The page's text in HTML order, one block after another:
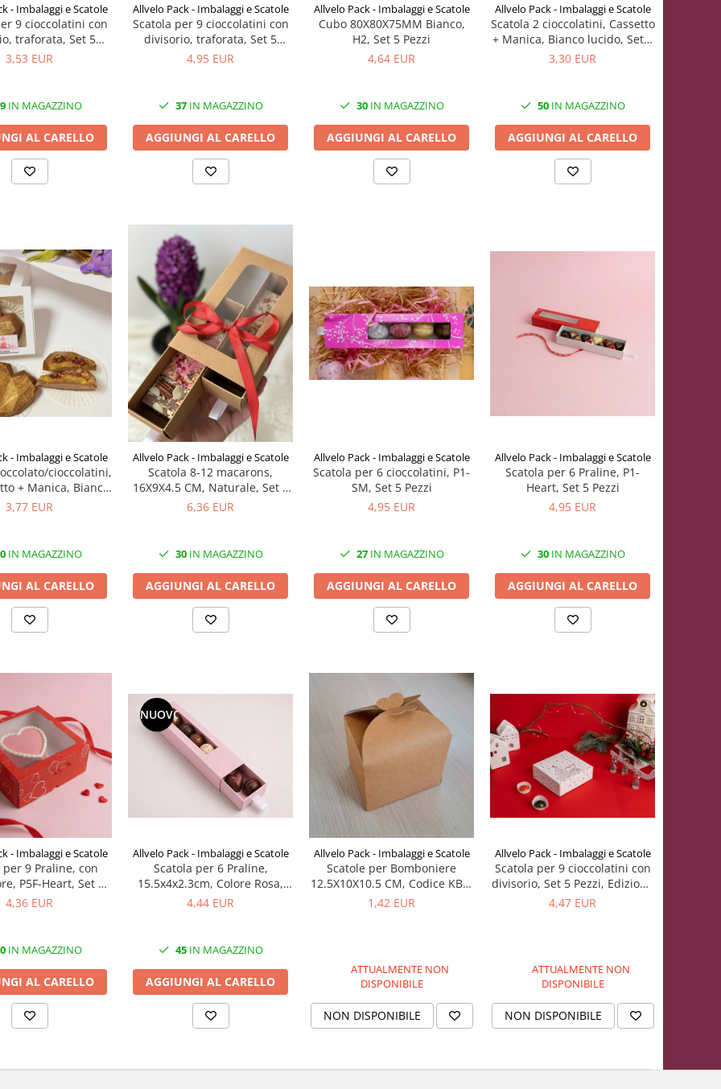
- Imbalaggi e Scatole
9 cioccolatini con
traforata, Set 5
P5- Naturale
3,53 EUR
IN MAGAZZINO
AL CARELLO
Allvelo Pack - Imbalaggi e Scatole
Scatola per 9 cioccolatini con
divisorio, traforata, Set 5
Pezzi, P5- Oro
4,95 EUR
37IN MAGAZZINO
AGGIUNGI AL CARELLO
Allvelo Pack - Imbalaggi e Scatole
Cubo 80X80X75MM Bianco,
H2, Set 5 Pezzi
4,64 EUR
30IN MAGAZZINO
AGGIUNGI AL CARELLO
Allvelo Pack - Imbalaggi e Scatole
Scatola 2 cioccolatini, Cassetto
+ Manica, Bianco lucido, Set 5
Pezzi
3,30 EUR
50IN MAGAZZINO
AGGIUNGI AL CARELLO
- Imbalaggi e Scatole
cioccolatini,
+ Manica, Bianco
Set 5 Pezzi
3,77 EUR
IN MAGAZZINO
AL CARELLO
Allvelo Pack - Imbalaggi e Scatole
Scatola 8-12 macarons,
16X9X4.5 CM, Naturale, Set 5
Pezzi, Coperchio + Cassetto
6,36 EUR
30IN MAGAZZINO
AGGIUNGI AL CARELLO
Allvelo Pack - Imbalaggi e Scatole
Scatola per 6 cioccolatini, P1-
SM, Set 5 Pezzi
4,95 EUR
27IN MAGAZZINO
AGGIUNGI AL CARELLO
Allvelo Pack - Imbalaggi e Scatole
Scatola per 6 Praline, P1-
Heart, Set 5 Pezzi
4,95 EUR
30IN MAGAZZINO
AGGIUNGI AL CARELLO
- Imbalaggi e Scatole
per 9 Praline, con
P5F-Heart, Set 5
Pezzi
4,36 EUR
IN MAGAZZINO
AL CARELLO
NUOVO
Allvelo Pack - Imbalaggi e Scatole
Scatola per 6 Praline,
15.5x4x2.3cm, Colore Rosa,
Cod P1-Rosa, Set 5 Pezzi
4,44 EUR
45IN MAGAZZINO
AGGIUNGI AL CARELLO
Allvelo Pack - Imbalaggi e Scatole
Scatole per Bomboniere
12.5X10X10.5 CM, Codice KB3-
Naturale, Set
1,42 EUR
ATTUALMENTE NON
DISPONIBILE
NON DISPONIBILE
Allvelo Pack - Imbalaggi e Scatole
Scatola per 9 cioccolatini con
divisorio, Set 5 Pezzi, Edizione
natalizie 2025
4,47 EUR
ATTUALMENTE NON
DISPONIBILE
NON DISPONIBILE